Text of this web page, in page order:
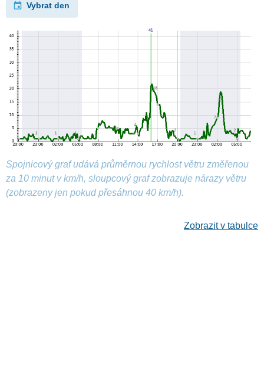
Vybrat den
Spojnicový graf udává průměrnou rychlost větru změřenou
za 10 minut v km/h, sloupcový graf zobrazuje nárazy větru
(zobrazeny jen pokud přesáhnou 40 km/h).
Zobrazit v tabulce